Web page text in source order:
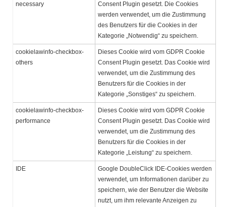
necessary
Consent Plugin gesetzt. Die Cookies
werden verwendet, um die Zustimmung
des Benutzers für die Cookies in der
Kategorie „Notwendig“ zu speichern.
cookielawinfo-checkbox-
others
Dieses Cookie wird vom GDPR Cookie
Consent Plugin gesetzt. Das Cookie wird
verwendet, um die Zustimmung des
Benutzers für die Cookies in der
Kategorie „Sonstiges“ zu speichern.
cookielawinfo-checkbox-
performance
Dieses Cookie wird vom GDPR Cookie
Consent Plugin gesetzt. Das Cookie wird
verwendet, um die Zustimmung des
Benutzers für die Cookies in der
Kategorie „Leistung“ zu speichern.
IDE
Google DoubleClick IDE-Cookies werden
verwendet, um Informationen darüber zu
speichern, wie der Benutzer die Website
nutzt, um ihm relevante Anzeigen zu